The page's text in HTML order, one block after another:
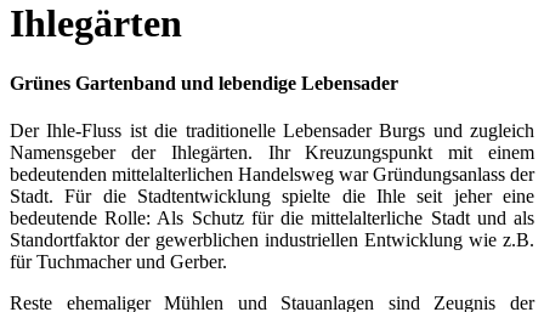
Ihlegärten
Grünes Gartenband und lebendige Lebensader
Der Ihle-Fluss ist die traditionelle Lebensader Burgs und zugleich
Namensgeber der Ihlegärten. Ihr Kreuzungspunkt mit einem
bedeutenden mittelalterlichen Handelsweg war Gründungsanlass der
Stadt. Für die Stadtentwicklung spielte die Ihle seit jeher eine
bedeutende Rolle: Als Schutz für die mittelalterliche Stadt und als
Standortfaktor der gewerblichen industriellen Entwicklung wie z.B.
für Tuchmacher und Gerber.
Reste ehemaliger Mühlen und Stauanlagen sind Zeugnis der